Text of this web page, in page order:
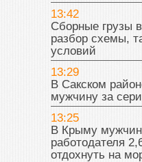
13:42
Сборные грузы
разбор схемы,
условий
13:29
В Сакском
мужчину за
13:25
В Крыму
работодателя
отдохнуть на